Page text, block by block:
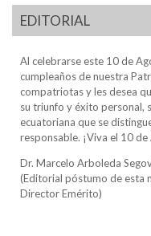
EDITORIAL
Al celebrarse este 10 de
cumpleaños de nuestra
compatriotas y les desea
su triunfo y éxito personal,
ecuatoriana que se
responsable. ¡Viva el 10
Dr. Marcelo Arboleda
(Editorial póstumo de esta
Director Emérito)